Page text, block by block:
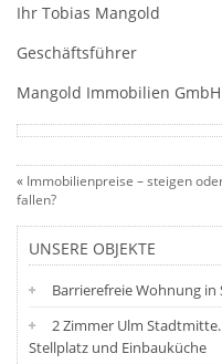
Ihr Tobias Mangold
Geschäftsführer
Mangold Immobilien GmbH
« Immobilienpreise – steigen
fallen?
UNSERE OBJEKTE
Barrierefreie Wohnung in
2 Zimmer Ulm
Stellplatz und Einbauküche